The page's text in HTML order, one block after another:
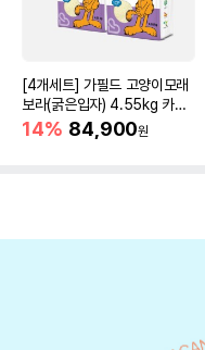
[4개세트] 가필드 고양이모래
보라(굵은입자) 4.55kg 카사
바모래
14% 84,900원